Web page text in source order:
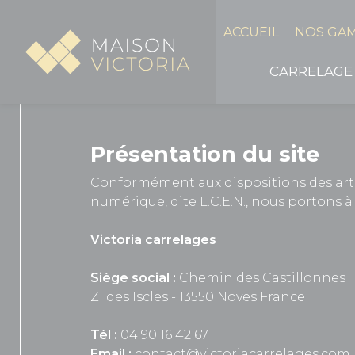
ACCUEIL NOS
CARRELAGE
Présentation du site
Conformément aux dispositions des
numérique, dite L.C.E.N., nous portons
Victoria carrelages
Siège social : Chemin des Castillonnes
ZI des Iscles - 13550 Noves France
Tél : 04 90 16 42 67